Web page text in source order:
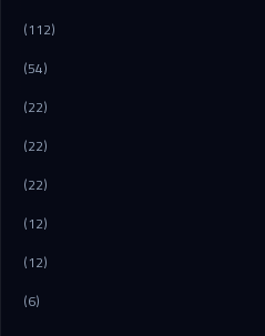
(112)
(54)
(22)
(22)
(22)
(12)
(12)
(6)